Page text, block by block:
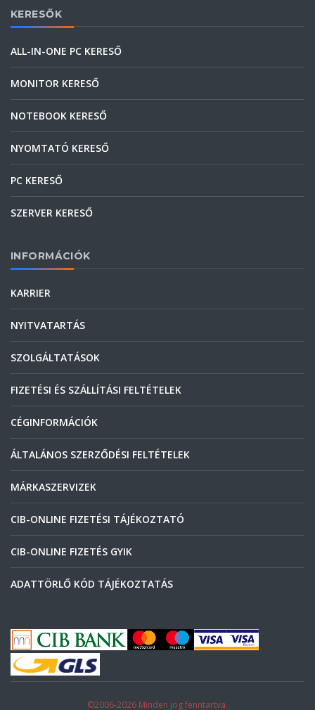
KERESŐK
ALL-IN-ONE PC KERESŐ
MONITOR KERESŐ
NOTEBOOK KERESŐ
NYOMTATÓ KERESŐ
PC KERESŐ
SZERVER KERESŐ
INFORMÁCIÓK
KARRIER
NYITVATARTÁS
SZOLGÁLTATÁSOK
FIZETÉSI ÉS SZÁLLÍTÁSI FELTÉTELEK
CÉGINFORMÁCIÓK
ÁLTALÁNOS SZERZŐDÉSI FELTÉTELEK
MÁRKASZERVIZEK
CIB-ONLINE FIZETÉSI TÁJÉKOZTATÓ
CIB-ONLINE FIZETÉS GYIK
ADATTÖRLŐ KÓD TÁJÉKOZTATÁS
©2006-2026 Minden jog fenntartva.